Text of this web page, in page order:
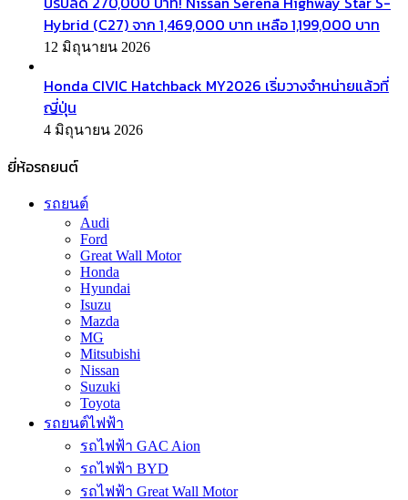
Hybrid (C27) จาก 1,469,000 บาท เหลือ 1,199,000 บาท
12 มิถุนายน 2026
Honda CIVIC Hatchback MY2026 เริ่มวางจำหน่ายแล้วที่
ญี่ปุ่น
4 มิถุนายน 2026
ยี่ห้อรถยนต์
รถยนต์
Audi
Ford
Great Wall Motor
Honda
Hyundai
Isuzu
Mazda
MG
Mitsubishi
Nissan
Suzuki
Toyota
รถยนต์ไฟฟ้า
รถไฟฟ้า GAC Aion
รถไฟฟ้า BYD
รถไฟฟ้า Great Wall Motor